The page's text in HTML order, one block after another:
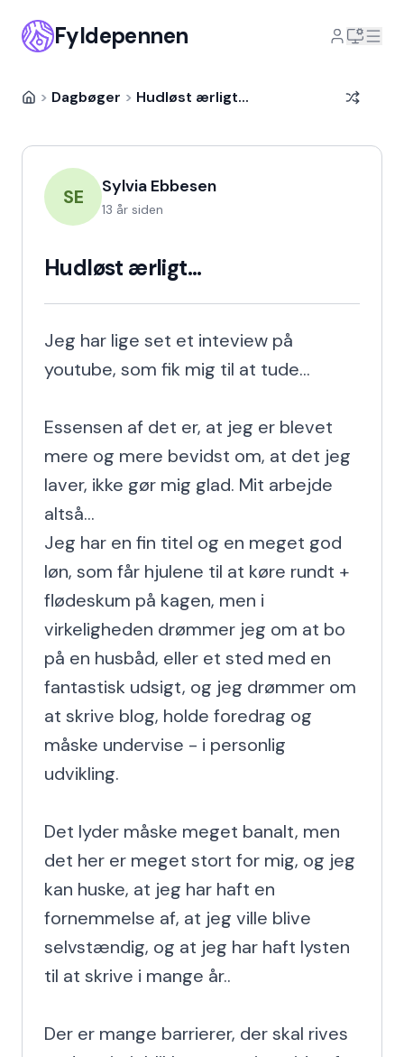
Fyldepennen
> Dagbøger > Hudløst ærligt...
SE Sylvia Ebbesen
13 år siden
Hudløst ærligt...
Jeg har lige set et inteview på
youtube, som fik mig til at tude...
Essensen af det er, at jeg er blevet
mere og mere bevidst om, at det jeg
laver, ikke gør mig glad. Mit arbejde
altså...
Jeg har en fin titel og en meget god
løn, som får hjulene til at køre rundt +
flødeskum på kagen, men i
virkeligheden drømmer jeg om at bo
på en husbåd, eller et sted med en
fantastisk udsigt, og jeg drømmer om
at skrive blog, holde foredrag og
måske undervise - i personlig
udvikling.
Det lyder måske meget banalt, men
det her er meget stort for mig, og jeg
kan huske, at jeg har haft en
fornemmelse af, at jeg ville blive
selvstændig, og at jeg har haft lysten
til at skrive i mange år..
Der er mange barrierer, der skal rives